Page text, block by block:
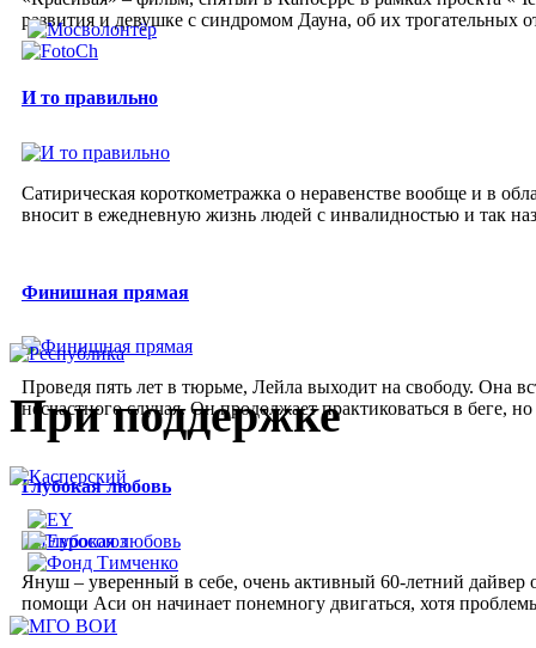
развития и девушке с синдромом Дауна, об их трогательных
И то правильно
Сатирическая короткометражка о неравенстве вообще и в
вносит в ежедневную жизнь людей с инвалидностью и так
Финишная прямая
Проведя пять лет в тюрьме, Лейла выходит на свободу. Она
несчастного случая. Он продолжает практиковаться в беге,
Глубокая любовь
Януш – уверенный в себе, очень активный 60-летний дайвер
помощи Аси он начинает понемногу двигаться, хотя
При поддержке